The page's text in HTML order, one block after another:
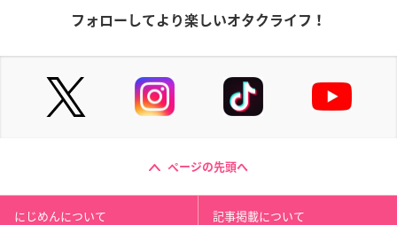
フォローしてより楽しいオタクライフ！
ページの先頭へ
にじめんについて 記事掲載について